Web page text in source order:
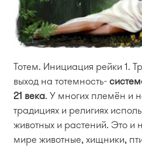
Тотем. Инициация рейки 1.
выход на тотемность-
21 века. У многих племён и
традициях и религиях
животных и растений. Это
мире животные, хищники,